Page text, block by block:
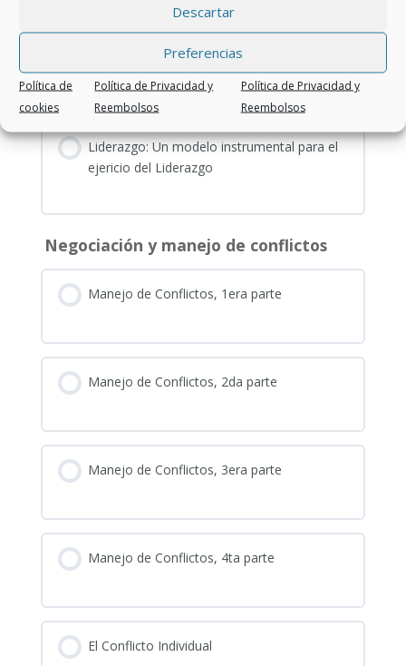
Descartar
Preferencias
Política de
cookies
Política de Privacidad y
Reembolsos
Política de Privacidad y
Reembolsos
y luego pasaremos a tomar conocimien
Contenido del Curso
Liderazgo
Liderazgo: Un modelo instrumental para el
ejericio del Liderazgo
Negociación y manejo de conflictos
Manejo de Conflictos, 1era parte
Manejo de Conflictos, 2da parte
Manejo de Conflictos, 3era parte
Manejo de Conflictos, 4ta parte
El Conflicto Individual